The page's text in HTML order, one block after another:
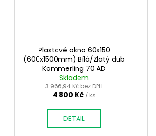
Plastové okno 60x150
(600x1500mm) Bílá/Zlatý dub
Kömmerling 70 AD
Skladem
3 966,94 Kč bez DPH
4 800 Kč / ks
DETAIL